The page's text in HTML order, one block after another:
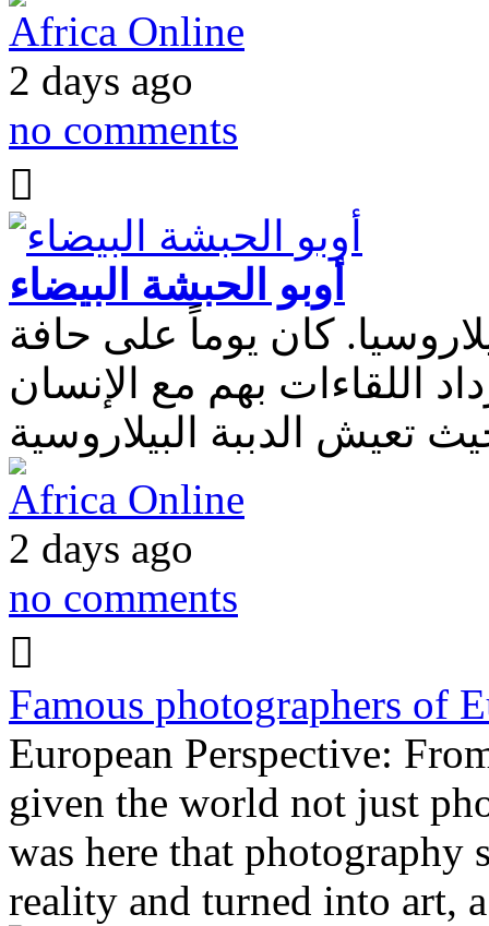
Africa Online
2 days ago
no comments
أوبو الحبشة البيضاء
كان يوماً على حافة
اللقاءات بهم مع الإنسان
Africa Online
2 days ago
no comments
Famous photographers of
European Perspective:
given the world not just
was here that photography
reality and turned into art,